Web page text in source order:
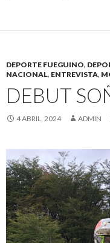
DEPORTE FUEGUINO,
NACIONAL, ENTREVISTA,
DEBUT
4 ABRIL, 2024 ADMIN